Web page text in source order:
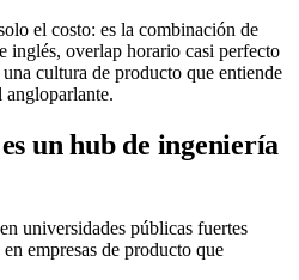
el costo: es la combinación de
inglés, overlap horario casi perfecto
cultura de producto que entiende
angloparlante.
un hub de ingeniería
universidades públicas fuertes
empresas de producto que